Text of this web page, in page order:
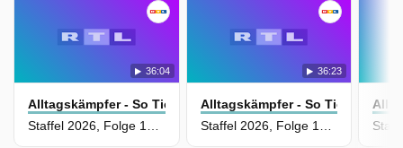
36:04
Alltagskämpfer - So Tickt Deutschland!
Staffel 2026, Folge 14 - Unser Wald, ihr Job - Wenn Holzfällen zur Berufung wird
36:23
Alltagskämpfer - So Tickt
Staffel 2026, Folge 12 - Die jungen Polizisten - Der Weg in den Einsatz